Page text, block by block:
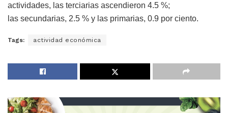
actividades, las terciarias ascendieron 4.5 %;
las secundarias, 2.5 % y las primarias, 0.9 por ciento.
Tags: actividad económica